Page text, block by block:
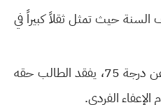
حيث تمثل ثقلاً كبيراً في
إذا نقصت مادة واحدة عن درجة 75، يفقد الطالب حقه
الإعفاء الفردي.